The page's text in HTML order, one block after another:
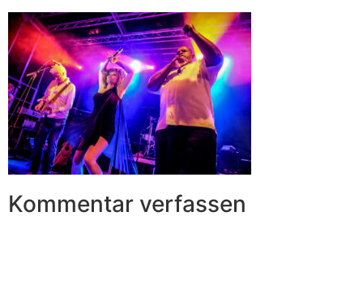
Kommentar verfassen